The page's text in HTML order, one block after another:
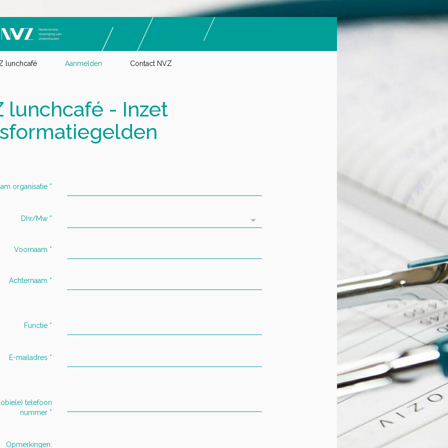
lunchcafé Aanmelden Contact NVZ
lunchcafé - Inzet
organisatie *
Dhr/Mw *
Voornaam *
Achternaam *
Functie *
E-mailadres *
telefoon
nummer *
Opmerkingen: